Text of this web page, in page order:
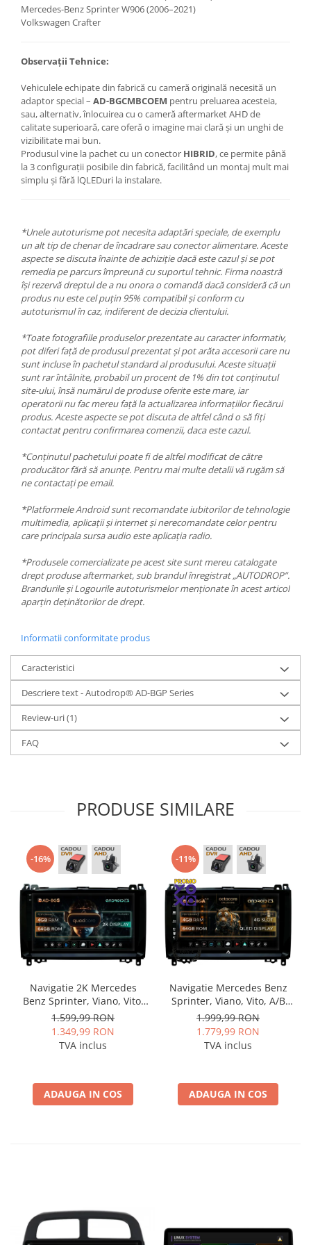
Mercedes-Benz Sprinter W906 (2006–2021)
Volkswagen Crafter
Observații Tehnice:
Vehiculele echipate din fabrică cu cameră originală necesită un
adaptor special – AD-BGCMBCOEM pentru preluarea acesteia,
sau, alternativ, înlocuirea cu o cameră aftermarket AHD de
calitate superioară, care oferă o imagine mai clară și un unghi de
vizibilitate mai bun.
Produsul vine la pachet cu un conector HIBRID, ce permite până
la 3 configurații posibile din fabrică, facilitând un montaj mult mai
simplu și fără lQLEDuri la instalare.
*Unele autoturisme pot necesita adaptări speciale, de exemplu
un alt tip de chenar de încadrare sau conector alimentare. Aceste
aspecte se discuta înainte de achiziție dacă este cazul și se pot
remedia pe parcurs împreună cu suportul tehnic. Firma noastră
își rezervă dreptul de a nu onora o comandă dacă consideră că un
produs nu este cel puțin 95% compatibil și conform cu
autoturismul în caz, indiferent de decizia clientului.
*Toate fotografiile produselor prezentate au caracter informativ,
pot diferi față de produsul prezentat și pot arăta accesorii care nu
sunt incluse în pachetul standard al produsului. Aceste situații
sunt rar întâlnite, probabil un procent de 1% din tot conținutul
site-ului, însă numărul de produse oferite este mare, iar
operatorii nu fac mereu față la actualizarea informațiilor fiecărui
produs. Aceste aspecte se pot discuta de altfel când o să fiți
contactat pentru confirmarea comenzii, daca este cazul.
*Conținutul pachetului poate fi de altfel modificat de către
producător fără să anunțe. Pentru mai multe detalii vă rugăm să
ne contactați pe email.
*Platformele Android sunt recomandate iubitorilor de tehnologie
multimedia, aplicații și internet și nerecomandate celor pentru
care principala sursa audio este aplicația radio.
*Produsele comercializate pe acest site sunt mereu catalogate
drept produse aftermarket, sub brandul înregistrat „AUTODROP”.
Brandurile și Logourile autoturismelor menționate în acest articol
aparțin deținătorilor de drept.
Informatii conformitate produs
Caracteristici
Descriere text - Autodrop® AD-BGP Series
Review-uri(1)
FAQ
PRODUSE SIMILARE
-16%
Navigatie 2K Mercedes
Benz Sprinter, Viano, Vito,
A/B Class, Crafter, Android,
S-Quadcore / 4GB RAM +
64GB ROM, 9.5 Inch - AD-
BGS90042K+AD-BGRKIT407
1.599,99 RON
1.349,99 RON
TVA inclus
ADAUGA IN COS
-11%
Navigatie Mercedes Benz
Sprinter, Viano, Vito, A/B
Class, Crafter, Android, A-
Octacore / 4GB RAM + 64GB
ROM, 9 Inch - AD-
BGA9004+AD-BGRKIT407
1.999,99 RON
1.779,99 RON
TVA inclus
ADAUGA IN COS